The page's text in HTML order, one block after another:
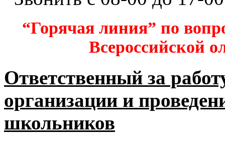
“Горячая линия” по
Всероссийской
Ответственный за
организации и
школьников​